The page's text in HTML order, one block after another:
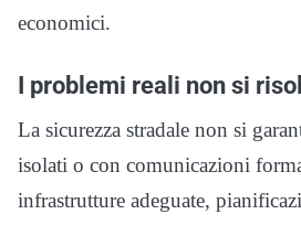
economici.
I problemi reali non si
La sicurezza stradale non si
isolati o con comunicazioni
infrastrutture adeguate,